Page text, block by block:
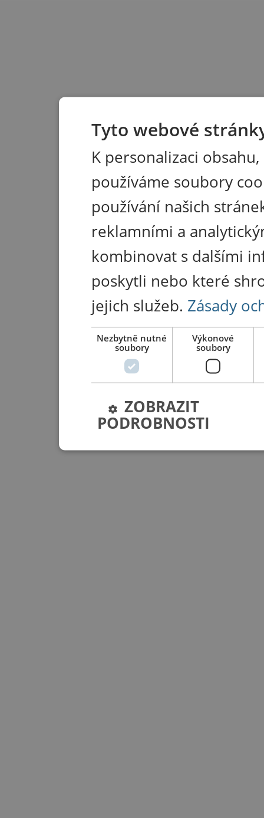
Tyto webové
K personalizaci
používáme soubory
používání našich
reklamními a
kombinovat s dalšími
poskytli nebo které
jejich služeb. Zásady
Nezbytně nutné
soubory
Výkonové
soubory
ZOBRAZIT
PODROBNOSTI